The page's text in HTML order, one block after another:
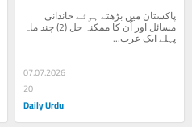
پہلے ایک عرب...
07.07.2026
20
Daily Urdu